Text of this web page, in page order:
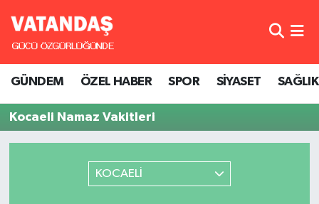
GÜNDEM ÖZEL HABER SPOR SİYASET SAĞLIK
Kocaeli Namaz Vakitleri
KOCAELİ
GÜNDEM
Hava Durumu
Tüm Manşetler